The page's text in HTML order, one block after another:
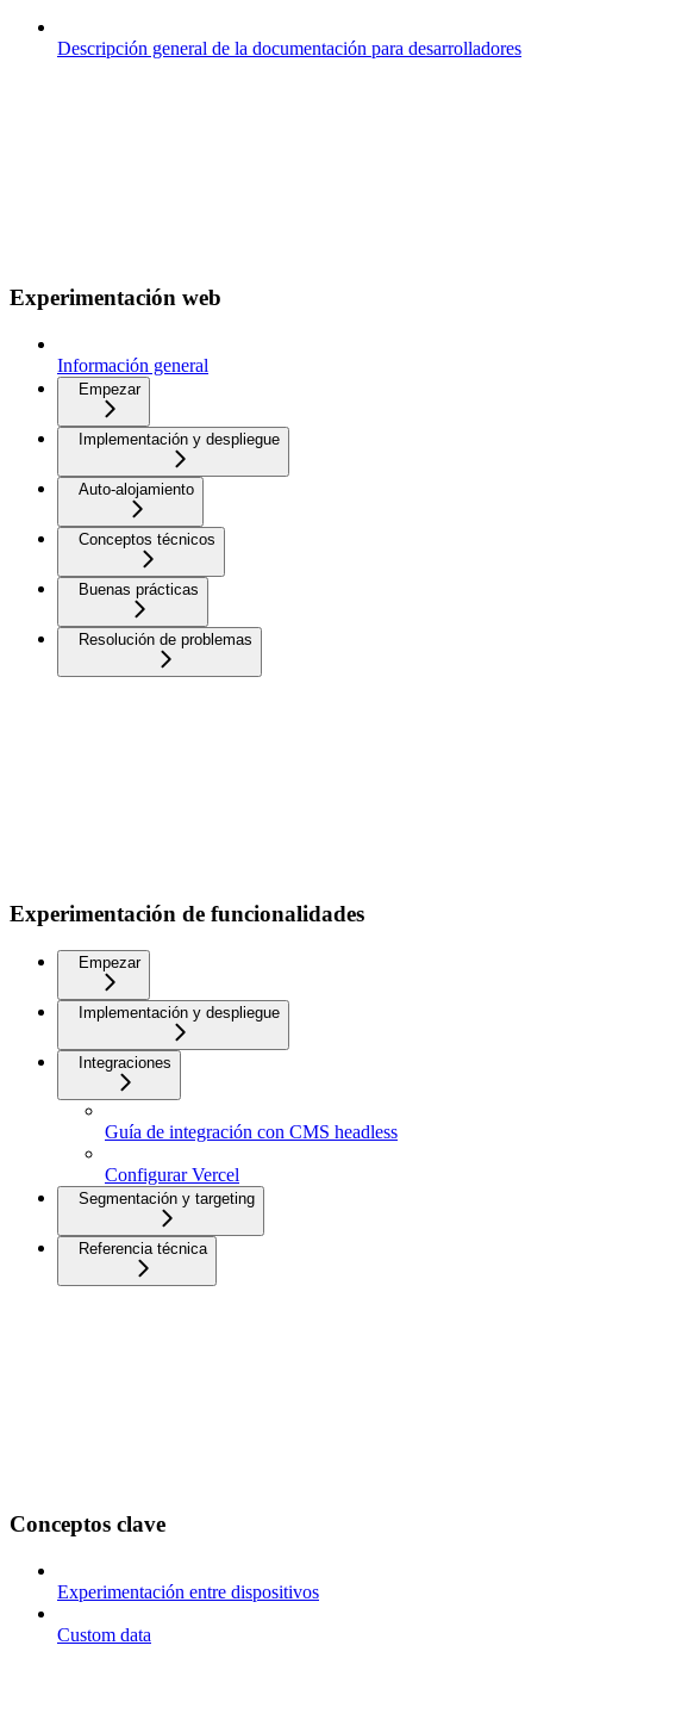
Descripción general de la documentación para desarrolladores
Experimentación web
Información general
Empezar
Implementación y despliegue
Auto-alojamiento
Conceptos técnicos
Buenas prácticas
Resolución de problemas
Experimentación de funcionalidades
Empezar
Implementación y despliegue
Integraciones
Guía de integración con CMS headless
Configurar Vercel
Segmentación y targeting
Referencia técnica
Conceptos clave
Experimentación entre dispositivos
Custom data